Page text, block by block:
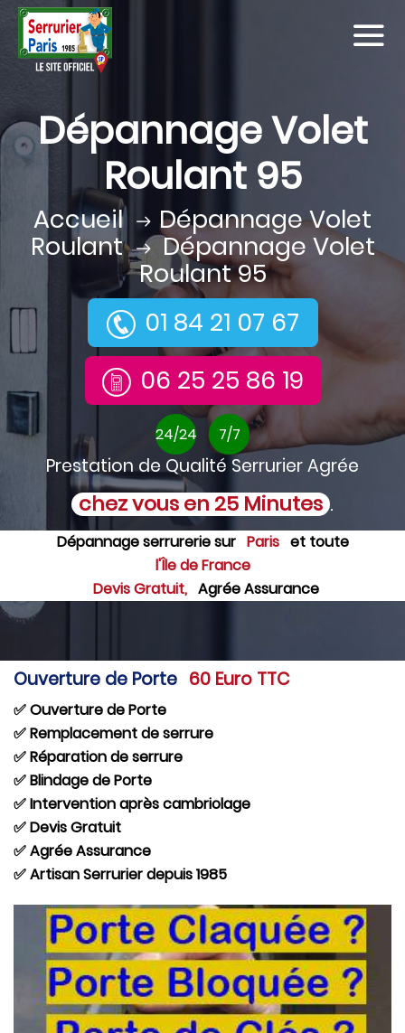
Dépannage Volet
Roulant 95
Accueil
Dépannage Volet
Roulant
Dépannage Volet
Roulant 95
01 84 21 07 67
06 25 25 86 19
24/24 7/7
Prestation de Qualité Serrurier Agrée
chez vous en 25 Minutes .
Dépannage serrurerie sur Paris et toute
l'Île de France
Devis Gratuit, Agrée Assurance
Ouverture de Porte 60 Euro TTC
✅ Ouverture de Porte
✅ Remplacement de serrure
✅ Réparation de serrure
✅ Blindage de Porte
✅ Intervention après cambriolage
✅ Devis Gratuit
✅ Agrée Assurance
✅ Artisan Serrurier depuis 1985